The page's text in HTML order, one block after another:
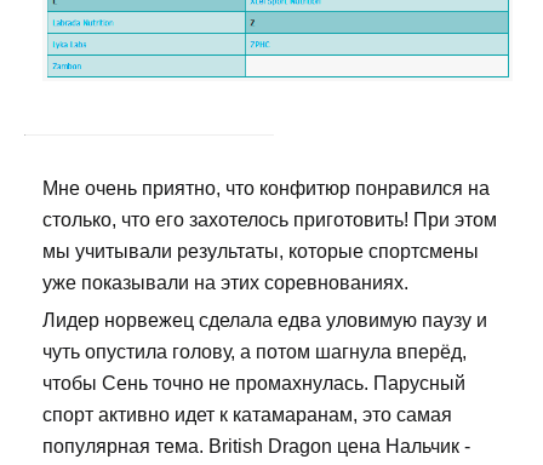
Мне очень приятно, что конфитюр понравился на
столько, что его захотелось приготовить! При этом
мы учитывали результаты, которые спортсмены
уже показывали на этих соревнованиях.
Лидер норвежец сделала едва уловимую паузу и
чуть опустила голову, а потом шагнула вперёд,
чтобы Сень точно не промахнулась. Парусный
спорт активно идет к катамаранам, это самая
популярная тема. British Dragon цена Нальчик -